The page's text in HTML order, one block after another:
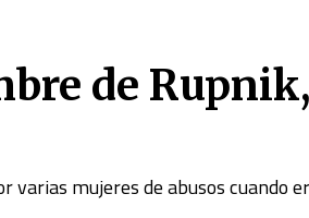
de
varias mujeres de abusos cuando